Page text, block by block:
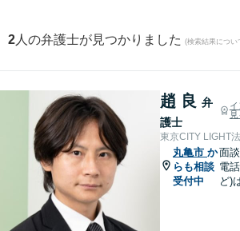
2 人の弁護士が見つかりました (検索結果につい
趙 良 弁
護士
東京CITY LIGHT
丸亀市 か
らも相談
受付中
面
電
ど)